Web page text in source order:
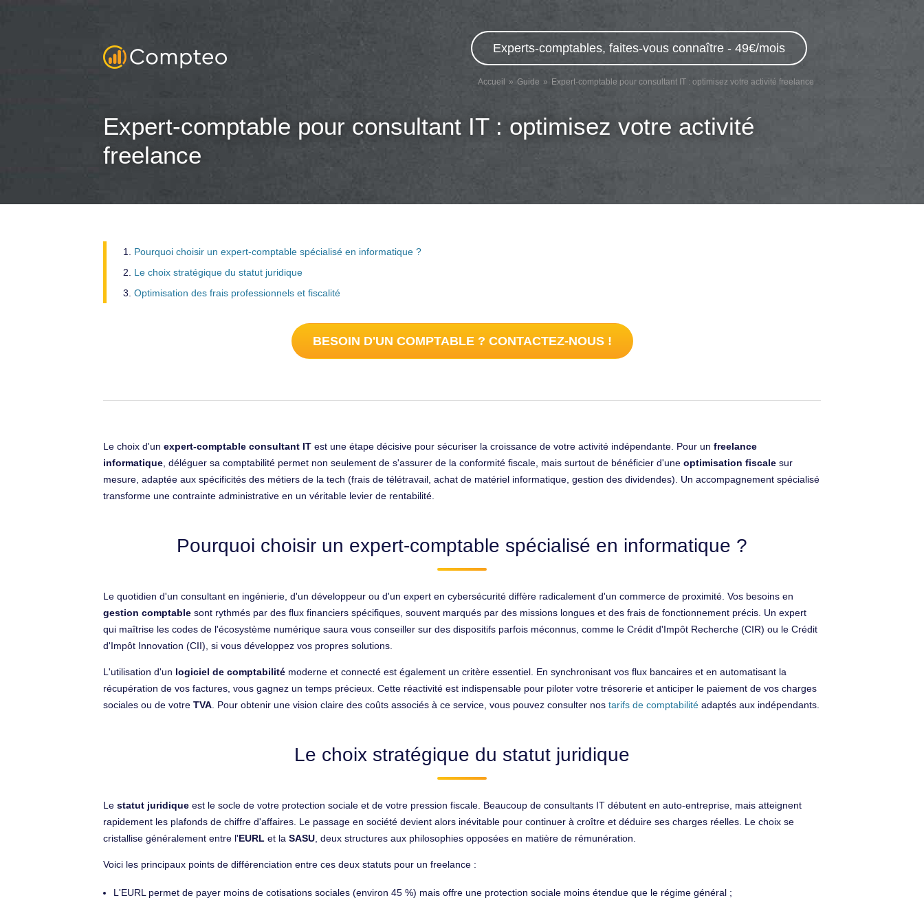
Experts-comptables, faites-vous connaître - 49€/mois
Accueil Guide Expert-comptable pour consultant IT : optimisez votre activité freelance
Expert-comptable pour consultant IT : optimisez votre activité
freelance
Pourquoi choisir un expert-comptable spécialisé en informatique ?
Le choix stratégique du statut juridique
Optimisation des frais professionnels et fiscalité
BESOIN D'UN COMPTABLE ? CONTACTEZ-NOUS !
Le choix d'un expert-comptable consultant IT est une étape décisive pour sécuriser la croissance de votre activité indépendante. Pour un freelance
informatique , déléguer sa comptabilité permet non seulement de s'assurer de la conformité fiscale, mais surtout de bénéficier d'une optimisation fiscale sur
mesure, adaptée aux spécificités des métiers de la tech (frais de télétravail, achat de matériel informatique, gestion des dividendes). Un accompagnement spécialisé
transforme une contrainte administrative en un véritable levier de rentabilité.
Pourquoi choisir un expert-comptable spécialisé en informatique ?
Le quotidien d'un consultant en ingénierie, d'un développeur ou d'un expert en cybersécurité diffère radicalement d'un commerce de proximité. Vos besoins en
gestion comptable sont rythmés par des flux financiers spécifiques, souvent marqués par des missions longues et des frais de fonctionnement précis. Un expert
qui maîtrise les codes de l'écosystème numérique saura vous conseiller sur des dispositifs parfois méconnus, comme le Crédit d'Impôt Recherche (CIR) ou le Crédit
d'Impôt Innovation (CII), si vous développez vos propres solutions.
L'utilisation d'un logiciel de comptabilité moderne et connecté est également un critère essentiel. En synchronisant vos flux bancaires et en automatisant la
récupération de vos factures, vous gagnez un temps précieux. Cette réactivité est indispensable pour piloter votre trésorerie et anticiper le paiement de vos charges
sociales ou de votre TVA . Pour obtenir une vision claire des coûts associés à ce service, vous pouvez consulter nos tarifs de comptabilité adaptés aux indépendants.
Le choix stratégique du statut juridique
Le statut juridique est le socle de votre protection sociale et de votre pression fiscale. Beaucoup de consultants IT débutent en auto-entreprise, mais atteignent
rapidement les plafonds de chiffre d'affaires. Le passage en société devient alors inévitable pour continuer à croître et déduire ses charges réelles. Le choix se
cristallise généralement entre l'EURL et la SASU , deux structures aux philosophies opposées en matière de rémunération.
Voici les principaux points de différenciation entre ces deux statuts pour un freelance :
L'EURL permet de payer moins de cotisations sociales (environ 45 %) mais offre une protection sociale moins étendue que le régime général ;